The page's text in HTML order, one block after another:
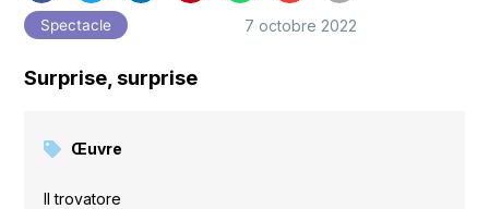
Spectacle 7 octobre 2022
Surprise, surprise
Œuvre
Il trovatore